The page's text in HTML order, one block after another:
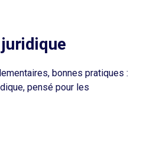
bonnes pratiques :
pensé pour les